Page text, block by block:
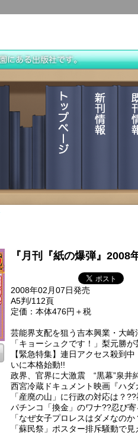
『月刊『紙の爆弾』2008
2008年02月07日発売
A5判/112頁
定価：本体476円＋税
芸能界支配を狙う吉本興業・大崎
「キョーシュクです！」梨元勝
【緊急特集】連日アクセス殺到
いに本格始動!!
政界、官界に大激震 “黒幕”泉井
西宮冷蔵ドキュメント映画『ハ
「産廃の山」に行政の対応は？
パチンコ「換金」のワナ??忍び
「なぜ女子プロレスはダメなの
「蘇民祭」ポスター排斥騒動で